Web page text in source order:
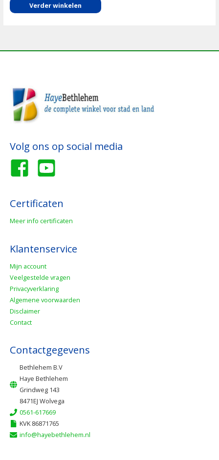
Verder winkelen
Volg ons op social media
Certificaten
Meer info certificaten
Klantenservice
Mijn account
Veelgestelde vragen
Privacyverklaring
Algemene voorwaarden
Disclaimer
Contact
Contactgegevens
Bethlehem B.V
Haye Bethlehem
Grindweg 143
8471EJ Wolvega
0561-617669
KVK 86871765
info@hayebethlehem.nl